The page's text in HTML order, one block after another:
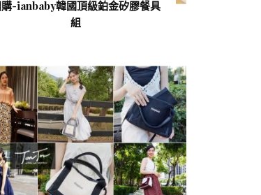
-ianbaby韓國頂級鉑金矽膠餐具
組